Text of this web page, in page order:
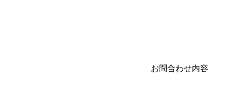
お問合わせ内容